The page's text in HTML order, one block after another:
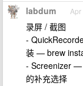
labdum Apr
录屏 / 截图
-
装 — brew
- Screenizer —
的补充选择